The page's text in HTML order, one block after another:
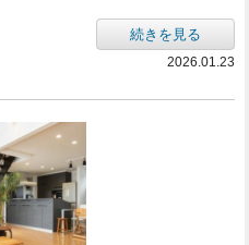
続きを見る
2026.01.23